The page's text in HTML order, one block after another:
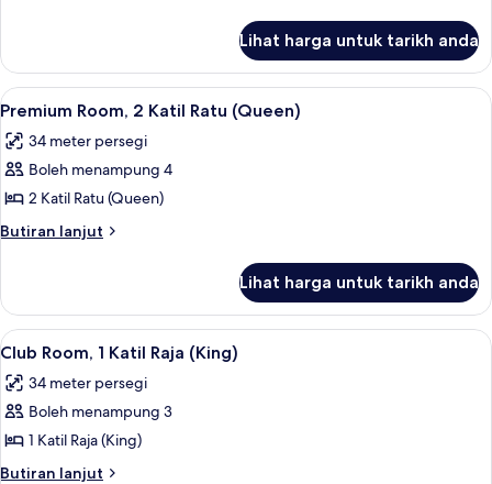
Raja
(King)
Room,
Katil
(King)
Lihat harga untuk tarikh anda
Lihat
semua
foto
untuk
Premium
Room,
Ratu
(Queen)
Peralatan tempat tidur premium, peti
18
Premium Room, 2 Katil Ratu (Queen)
34 meter persegi
Boleh menampung 4
2 Katil Ratu (Queen)
Butiran lanjut
Butiran
Room,
Katil
(Queen)
Lihat harga untuk tarikh anda
Lihat
semua
foto
untuk
Club
Room,
Peralatan tempat tidur premium, peti
18
Club Room, 1 Katil Raja (King)
34 meter persegi
Boleh menampung 3
1 Katil Raja (King)
Butiran lanjut
Butiran